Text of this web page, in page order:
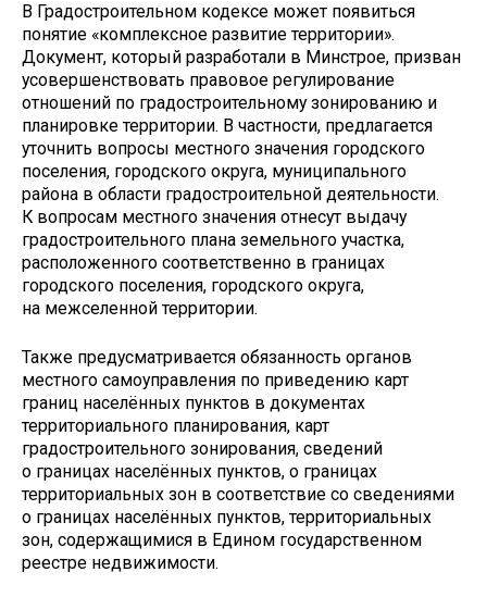
В Градостроительном кодексе может появиться
понятие «комплексное развитие территории».
Документ, который разработали в Минстрое, призван
усовершенствовать правовое регулирование
отношений по градостроительному зонированию и
планировке территории. В частности, предлагается
уточнить вопросы местного значения городского
поселения, городского округа, муниципального
района в области градостроительной деятельности.
К вопросам местного значения отнесут выдачу
градостроительного плана земельного участка,
расположенного соответственно в границах
городского поселения, городского округа,
на межселенной территории.
Также предусматривается обязанность органов
местного самоуправления по приведению карт
границ населённых пунктов в документах
территориального планирования, карт
градостроительного зонирования, сведений
о границах населённых пунктов, о границах
территориальных зон в соответствие со сведениями
о границах населённых пунктов, территориальных
зон, содержащимися в Едином государственном
реестре недвижимости.